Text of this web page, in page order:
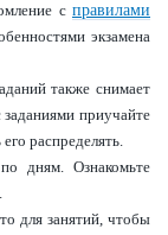
с правилами
экзамена
также снимает
приучайте
распределять.
дням. Ознакомьте
для занятий, чтобы